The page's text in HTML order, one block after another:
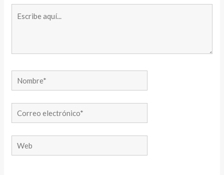
Nombre*
Correo
electrónico*
Web